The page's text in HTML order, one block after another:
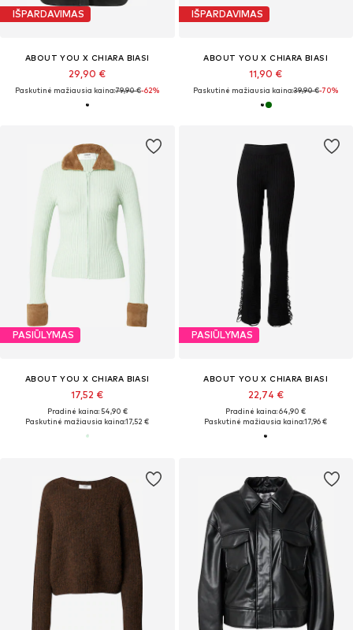
IŠPARDAVIMAS
ABOUT YOU X CHIARA BIASI
29,90 €
Paskutinė mažiausia kaina:79,90 €-62%
IŠPARDAVIMAS
ABOUT YOU X CHIARA BIASI
11,90 €
Paskutinė mažiausia kaina:39,90 €-70%
PASIŪLYMAS
ABOUT YOU X CHIARA BIASI
17,52 €
Pradinė kaina: 54,90 €
Paskutinė mažiausia kaina:17,52 €
PASIŪLYMAS
ABOUT YOU X CHIARA BIASI
22,74 €
Pradinė kaina: 64,90 €
Paskutinė mažiausia kaina:17,96 €